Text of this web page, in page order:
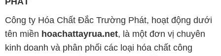
Công ty Hóa Chất Đắc Trường Phát, hoạt động dưới
tên miền hoachattayrua.net, là một đơn vị chuyên
kinh doanh và phân phối các loại hóa chất công